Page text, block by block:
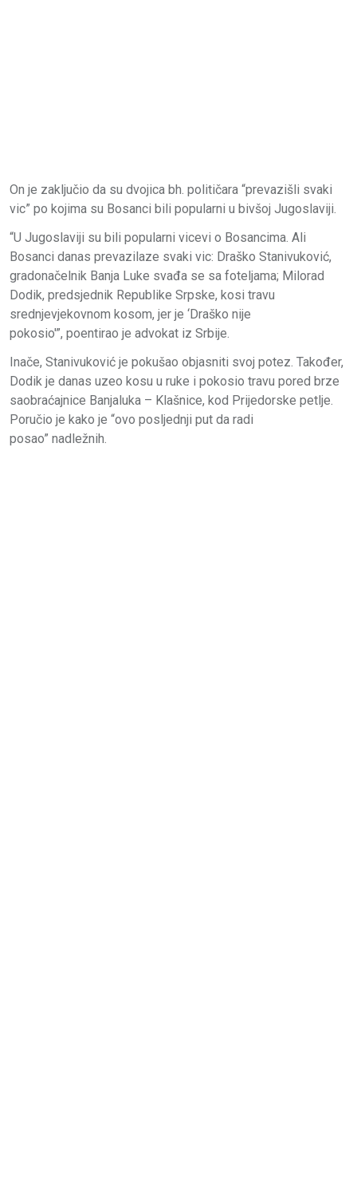
On je zaključio da su dvojica bh. političara “prevazišli svaki
vic” po kojima su Bosanci bili popularni u bivšoj Jugoslaviji.
“U Jugoslaviji su bili popularni vicevi o Bosancima. Ali
Bosanci danas prevazilaze svaki vic: Draško Stanivuković,
gradonačelnik Banja Luke svađa se sa foteljama; Milorad
Dodik, predsjednik Republike Srpske, kosi travu
srednjevjekovnom kosom, jer je ‘Draško nije
pokosio'”, poentirao je advokat iz Srbije.
Inače, Stanivuković je pokušao objasniti svoj potez. Također,
Dodik je danas uzeo kosu u ruke i pokosio travu pored brze
saobraćajnice Banjaluka – Klašnice, kod Prijedorske petlje.
Poručio je kako je “ovo posljednji put da radi
posao” nadležnih.